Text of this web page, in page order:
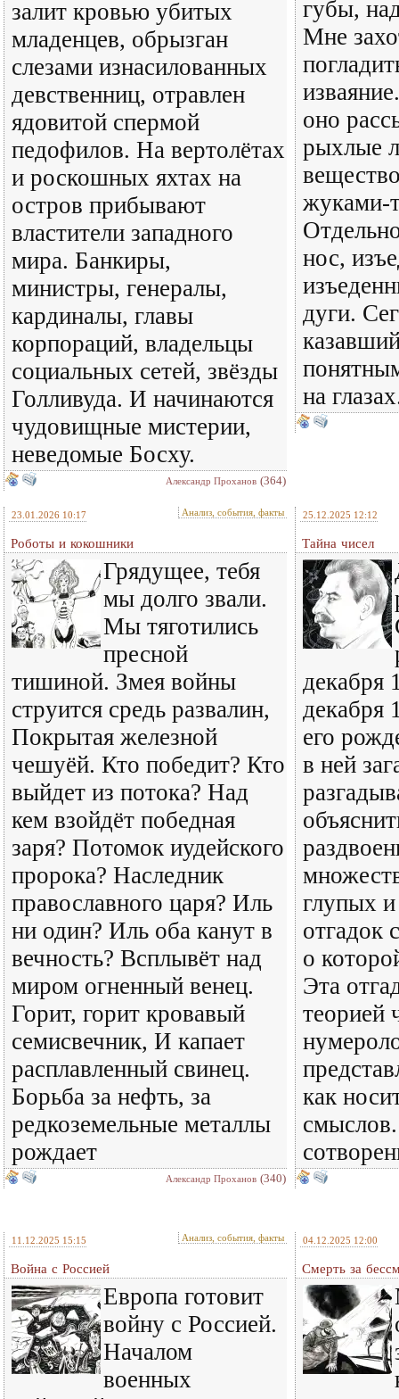
залит кровью убитых
младенцев, обрызган
слезами изнасилованных
девственниц, отравлен
ядовитой спермой
педофилов. На вертолётах
и роскошных яхтах на
остров прибывают
властители западного
мира. Банкиры,
министры, генералы,
кардиналы, главы
корпораций, владельцы
социальных сетей, звёзды
Голливуда. И начинаются
чудовищные мистерии,
неведомые Босху.
Александр Проханов (364)
губы,
Мне
оно
рыхлые
жуками-
нос,
дуги.
на
23.01.2026 10:17 Анализ, события, факты
Роботы и кокошники
Грядущее, тебя
мы долго звали.
Мы тяготились
пресной
тишиной. Змея войны
струится средь развалин,
Покрытая железной
чешуёй. Кто победит? Кто
выйдет из потока? Над
кем взойдёт победная
заря? Потомок иудейского
пророка? Наследник
православного царя? Иль
ни один? Иль оба канут в
вечность? Всплывёт над
миром огненный венец.
Горит, горит кровавый
семисвечник, И капает
расплавленный свинец.
Борьба за нефть, за
редкоземельные металлы
рождает
Александр Проханов (340)
25.12.2025 12:12
Тайна чисел
декабря
декабря
его
в ней
глупых
отгадок
о
Эта
теорией
как
11.12.2025 15:15 Анализ, события, факты
Война с Россией
Европа готовит
войну с Россией.
Началом
военных
04.12.2025 12:00
Смерть за